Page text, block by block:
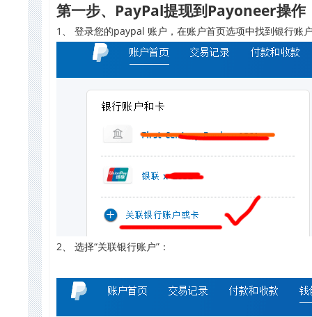
第一步、PayPal提现到Payoneer操作
1、 登录您的paypal 账户，在账户首页选项中找到银行账
2、 选择“关联银行账户”：